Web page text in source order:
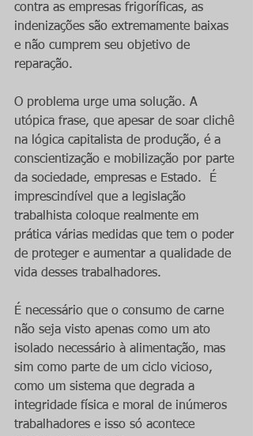
contra as empresas frigoríficas, as
indenizações são extremamente baixas
e não cumprem seu objetivo de
reparação.
O problema urge uma solução. A
utópica frase, que apesar de soar clichê
na lógica capitalista de produção, é a
conscientização e mobilização por parte
da sociedade, empresas e Estado.  É
imprescindível que a legislação
trabalhista coloque realmente em
prática várias medidas que tem o poder
de proteger e aumentar a qualidade de
vida desses trabalhadores.
É necessário que o consumo de carne
não seja visto apenas como um ato
isolado necessário à alimentação, mas
sim como parte de um ciclo vicioso,
como um sistema que degrada a
integridade física e moral de inúmeros
trabalhadores e isso só acontece